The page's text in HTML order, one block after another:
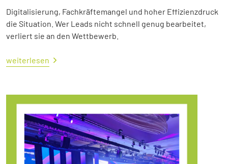
Digitalisierung, Fachkräftemangel und hoher Effizienzdruck
die Situation. Wer Leads nicht schnell genug bearbeitet,
verliert sie an den Wettbewerb.
weiterlesen